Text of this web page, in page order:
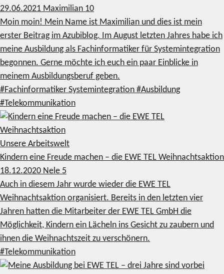
29.06.2021 Maximilian 10
Moin moin! Mein Name ist Maximilian und dies ist mein
erster Beitrag im Azubiblog. Im August letzten Jahres habe ich
meine Ausbildung als Fachinformatiker für Systemintegration
begonnen. Gerne möchte ich euch ein paar Einblicke in
meinem Ausbildungsberuf geben.
#Fachinformatiker Systemintegration #Ausbildung
#Telekommunikation
Unsere Arbeitswelt
Kindern eine Freude machen – die EWE TEL Weihnachtsaktion
18.12.2020 Nele 5
Auch in diesem Jahr wurde wieder die EWE TEL
Weihnachtsaktion organisiert. Bereits in den letzten vier
Jahren hatten die Mitarbeiter der EWE TEL GmbH die
Möglichkeit, Kindern ein Lächeln ins Gesicht zu zaubern und
ihnen die Weihnachtszeit zu verschönern.
#Telekommunikation